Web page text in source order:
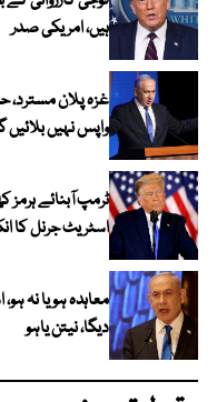
ہیں، امریکی صدر
غزہ پلان
واپس نہیں بلائیں
ٹرمپ آبنائے ہرمز
اسٹریٹ جرنل کا
معاہدہ ہو یا نہ
دیگا، نیتن یاہو